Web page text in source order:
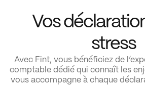
Vos
stress
Avec Fint, vous bénéficiez de
comptable dédié qui connaît les
vous accompagne à chaque